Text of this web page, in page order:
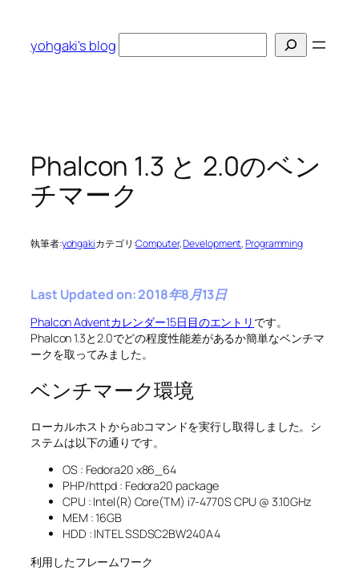
yohgaki's blog
索
Phalcon 1.3 と 2.0のベン
チマーク
執筆者:yohgakiカテゴリ:Computer, Development, Programming
Last Updated on: 2018年8月13日
Phalcon Adventカレンダー15日目のエントリ です。
Phalcon 1.3と2.0でどの程度性能差があるか簡単なベンチマ
ークを取ってみました。
ベンチマーク環境
ローカルホストからabコマンドを実行し取得しました。シ
ステムは以下の通りです。
OS : Fedora20 x86_64
PHP/httpd : Fedora20 package
CPU : Intel(R) Core(TM) i7-4770S CPU @ 3.10GHz
MEM : 16GB
HDD : INTEL SSDSC2BW240A4
利用したフレームワーク